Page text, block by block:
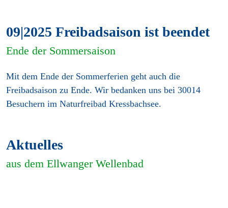
09|2025 Freibadsaison ist beendet
Ende der Sommersaison
Mit dem Ende der Sommerferien geht auch die
Freibadsaison zu Ende. Wir bedanken uns bei 30014
Besuchern im Naturfreibad Kressbachsee.
Aktuelles
aus dem Ellwanger Wellenbad